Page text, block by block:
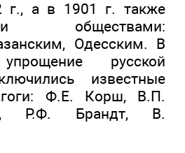
г., а в 1901 г. также
обществами:
Одесским. В
русской
известные
Ф.Е. Корш, В.П.
Р.Ф. Брандт, В.